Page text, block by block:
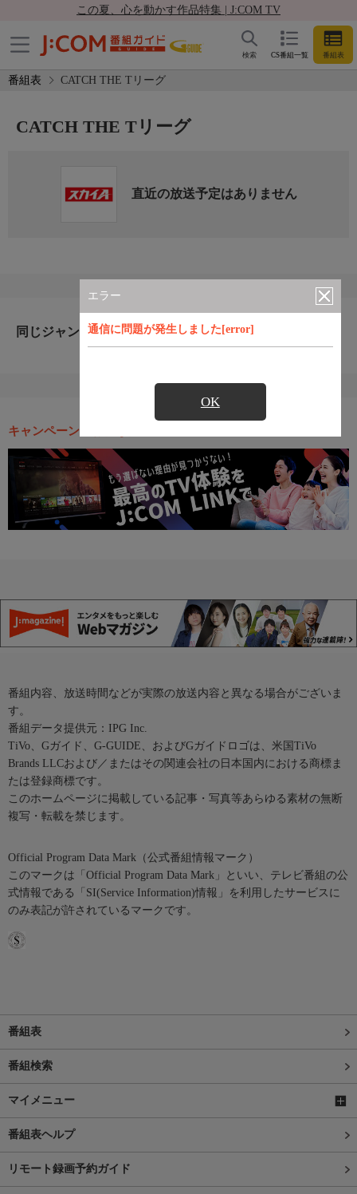
この夏、心を動かす作品特集 | J:COM TV
CS番組一覧 番組表
検索
番組表 CATCH THE Tリーグ
エラー
通信に問題が発生しました[error]
OK
CATCH THE Tリーグ
直近の放送予定はありません
同じジャンルのおすすめ番組
キャンペーン・お得な情報
番組内容、放送時間などが実際の放送内容と異なる場合がございま
す。
番組データ提供元：IPG Inc.
TiVo、Gガイド、G-GUIDE、およびGガイドロゴは、米国TiVo
Brands LLCおよび／またはその関連会社の日本国内における商標ま
たは登録商標です。
このホームページに掲載している記事・写真等あらゆる素材の無断
複写・転載を禁じます。
Official Program Data Mark（公式番組情報マーク）
このマークは「Official Program Data Mark」といい、テレビ番組の公
式情報である「SI(Service Information)情報」を利用したサービスに
のみ表記が許されているマークです。
番組表
番組検索
マイメニュー
番組表ヘルプ
リモート録画予約ガイド